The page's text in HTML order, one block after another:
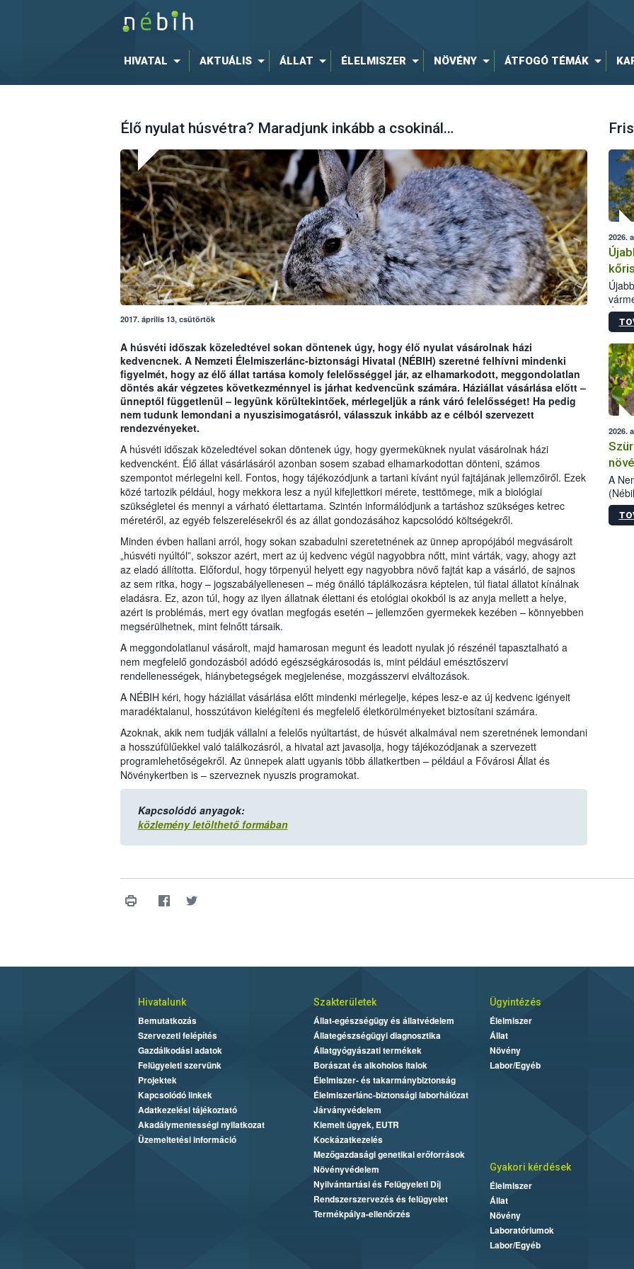
HIVATAL AKTUÁLIS ÁLLAT ÉLELMISZER NÖVÉNY ÁTFOGÓ TÉMÁK
Élő nyulat húsvétra? Maradjunk inkább a csokinál…
2017. április 13, csütörtök
A húsvéti időszak közeledtével sokan döntenek úgy, hogy élő nyulat vásárolnak házi
kedvencnek. A Nemzeti Élelmiszerlánc-biztonsági Hivatal (NÉBIH) szeretné felhívni mindenki
figyelmét, hogy az élő állat tartása komoly felelősséggel jár, az elhamarkodott, meggondolatlan
döntés akár végzetes következménnyel is járhat kedvencünk számára. Háziállat vásárlása előtt –
ünneptől függetlenül – legyünk körültekintőek, mérlegeljük a ránk váró felelősséget! Ha pedig
nem tudunk lemondani a nyuszisimogatásról, válasszuk inkább az e célból szervezett
rendezvényeket.
A húsvéti időszak közeledtével sokan döntenek úgy, hogy gyermeküknek nyulat vásárolnak házi
kedvencként. Élő állat vásárlásáról azonban sosem szabad elhamarkodottan dönteni, számos
szempontot mérlegelni kell. Fontos, hogy tájékozódjunk a tartani kívánt nyúl fajtájának jellemzőiről. Ezek
közé tartozik például, hogy mekkora lesz a nyúl kifejlettkori mérete, testtömege, mik a biológiai
szükségletei és mennyi a várható élettartama. Szintén informálódjunk a tartáshoz szükséges ketrec
méretéről, az egyéb felszerelésekről és az állat gondozásához kapcsolódó költségekről.
Minden évben hallani arról, hogy sokan szabadulni szeretetnének az ünnep apropójából megvásárolt
„húsvéti nyúltól”, sokszor azért, mert az új kedvenc végül nagyobbra nőtt, mint várták, vagy, ahogy azt
az eladó állította. Előfordul, hogy törpenyúl helyett egy nagyobbra növő fajtát kap a vásárló, de sajnos
az sem ritka, hogy – jogszabályellenesen – még önálló táplálkozásra képtelen, túl fiatal állatot kínálnak
eladásra. Ez, azon túl, hogy az ilyen állatnak élettani és etológiai okokból is az anyja mellett a helye,
azért is problémás, mert egy óvatlan megfogás esetén – jellemzően gyermekek kezében – könnyebben
megsérülhetnek, mint felnőtt társaik.
A meggondolatlanul vásárolt, majd hamarosan megunt és leadott nyulak jó részénél tapasztalható a
nem megfelelő gondozásból adódó egészségkárosodás is, mint például emésztőszervi
rendellenességek, hiánybetegségek megjelenése, mozgásszervi elváltozások.
A NÉBIH kéri, hogy háziállat vásárlása előtt mindenki mérlegelje, képes lesz-e az új kedvenc igényeit
maradéktalanul, hosszútávon kielégíteni és megfelelő életkörülményeket biztosítani számára.
Azoknak, akik nem tudják vállalni a felelős nyúltartást, de húsvét alkalmával nem szeretnének lemondani
a hosszúfülűekkel való találkozásról, a hivatal azt javasolja, hogy tájékozódjanak a szervezett
programlehetőségekről. Az ünnepek alatt ugyanis több állatkertben – például a Fővárosi Állat és
Növénykertben is – szerveznek nyuszis programokat.
Kapcsolódó anyagok:
közlemény letölthető formában
2026.
2026.
A
Hivatalunk
Bemutatkozás
Szervezeti felépítés
Gazdálkodási adatok
Felügyeleti szervünk
Projektek
Kapcsolódó linkek
Adatkezelési tájékoztató
Akadálymentességi nyilatkozat
Üzemeltetési információ
Szakterületek
Állat-egészségügy és állatvédelem
Állategészségügyi diagnosztika
Állatgyógyászati termékek
Borászat és alkoholos italok
Élelmiszer- és takarmánybiztonság
Élelmiszerlánc-biztonsági laborhálózat
Járványvédelem
Kiemelt ügyek, EUTR
Kockázatkezelés
Mezőgazdasági genetikai erőforrások
Növényvédelem
Nyilvántartási és Felügyeleti Díj
Rendszerszervezés és felügyelet
Termékpálya-ellenőrzés
Ügyintézés
Élelmiszer
Állat
Növény
Labor/Egyéb
Gyakori kérdések
Élelmiszer
Állat
Növény
Laboratóriumok
Labor/Egyéb